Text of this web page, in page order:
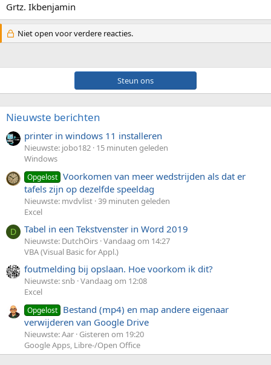
Grtz. Ikbenjamin
Niet open voor verdere reacties.
Steun ons
Nieuwste berichten
printer in windows 11 installeren
Nieuwste: jobo182 15 minuten geleden
Windows
Opgelost Voorkomen van meer wedstrijden als dat er
tafels zijn op dezelfde speeldag
Nieuwste: mvdvlist 39 minuten geleden
Excel
D Tabel in een Tekstvenster in Word 2019
Nieuwste: DutchOirs Vandaag om 14:27
VBA (Visual Basic for Appl.)
foutmelding bij opslaan. Hoe voorkom ik dit?
Nieuwste: snb Vandaag om 12:08
Excel
Opgelost Bestand (mp4) en map andere eigenaar
verwijderen van Google Drive
Nieuwste: Aar Gisteren om 19:20
Google Apps, Libre-/Open Office